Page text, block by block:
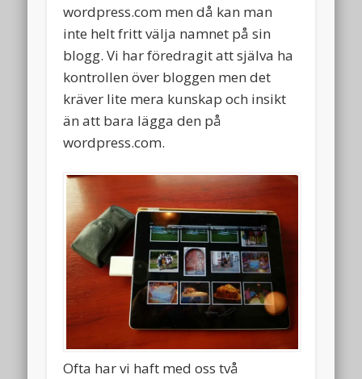
wordpress.com men då kan man
inte helt fritt välja namnet på sin
blogg. Vi har föredragit att själva ha
kontrollen över bloggen men det
kräver lite mera kunskap och insikt
än att bara lägga den på
wordpress.com.
Ofta har vi haft med oss två